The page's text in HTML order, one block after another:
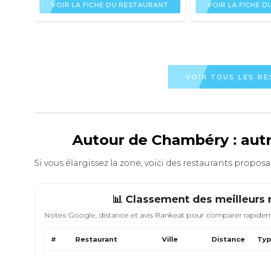
VOIR LA FICHE DU RESTAURANT VOIR LA FICHE
VOIR TOUS LES
Autour de Chambéry :
Si vous élargissez la zone, voici des restaurants
📊 Classement des
Notes Google, distance et avis Rankeat pour comparer
# Restaurant Ville Distance